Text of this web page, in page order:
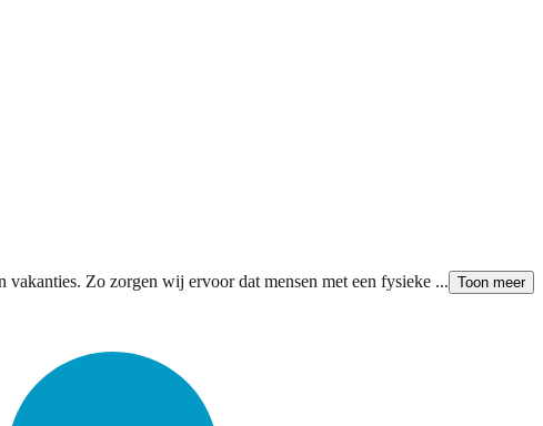
Zo zorgen wij ervoor dat mensen met een fysieke ... Toon meer